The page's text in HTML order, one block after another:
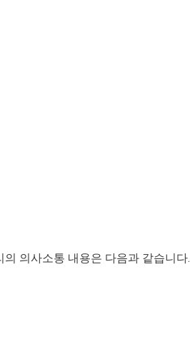
의사소통 내용은 다음과 같습니다.